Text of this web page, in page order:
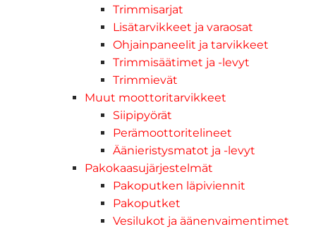
Trimmisarjat
Lisätarvikkeet ja varaosat
Ohjainpaneelit ja tarvikkeet
Trimmisäätimet ja -levyt
Trimmievät
Muut moottoritarvikkeet
Siipipyörät
Perämoottoritelineet
Äänieristysmatot ja -levyt
Pakokaasujärjestelmät
Pakoputken läpiviennit
Pakoputket
Vesilukot ja äänenvaimentimet